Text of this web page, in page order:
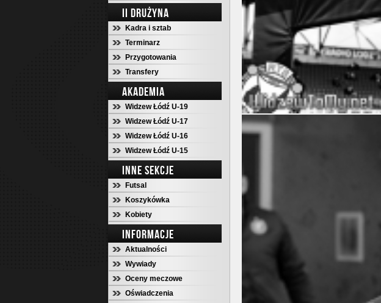
II DRUŻYNA
Kadra i sztab
Terminarz
Przygotowania
Transfery
AKADEMIA
Widzew Łódź U-19
Widzew Łódź U-17
Widzew Łódź U-16
Widzew Łódź U-15
INNE SEKCJE
Futsal
Koszykówka
Kobiety
INFORMACJE
Aktualności
Wywiady
Oceny meczowe
Oświadczenia